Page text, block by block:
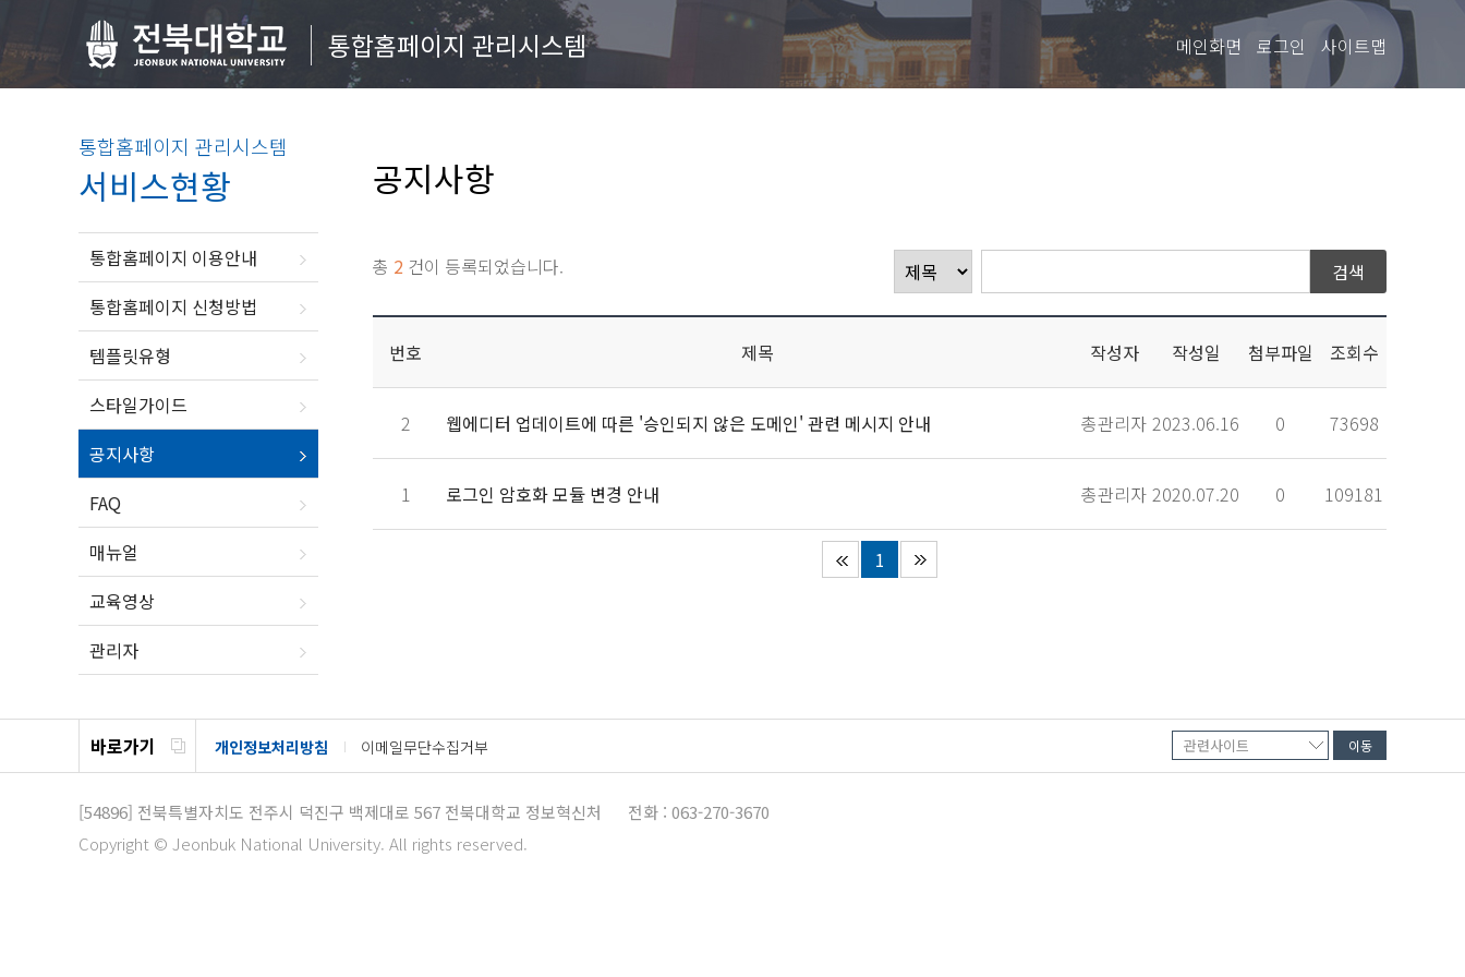
통합홈페이지 관리시스템 메인화면 로그인 사이트맵
통합홈페이지 관리시스템
서비스현황
통합홈페이지 이용안내
통합홈페이지 신청방법
템플릿유형
스타일가이드
공지사항
FAQ
매뉴얼
교육영상
관리자
공지사항
총 2 건이 등록되었습니다.
번호 제목 작성자 작성일 첨부파일 조회수
2 웹에디터 업데이트에 따른 '승인되지 않은 도메인' 관련 메시지 안내 총관리자 2023.06.16 0 73698
1 로그인 암호화 모듈 변경 안내 총관리자 2020.07.20 0 109181
1
바로가기 개인정보처리방침 이메일무단수집거부
[54896] 전북특별자치도 전주시 덕진구 백제대로 567 전북대학교 정보혁신처
전화 : 063-270-3670
Copyright © Jeonbuk National University. All rights reserved.